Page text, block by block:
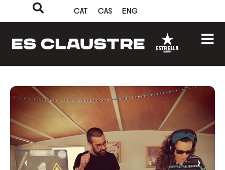
CAT CAS ENG
‹ ›